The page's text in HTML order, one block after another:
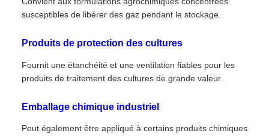
susceptibles de libérer des gaz pendant le stockage.
Produits de protection des cultures
Fournit une étanchéité et une ventilation fiables pour les
produits de traitement des cultures de grande valeur.
Emballage chimique industriel
Peut également être appliqué à certains produits chimiques